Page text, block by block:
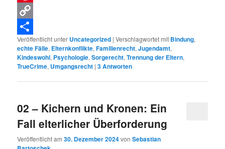
Pinterest
Copy
Link
Teilen
Veröffentlicht unter Uncategorized |Verschlagwortet mit Bindung,
echte Fälle, Elternkonflikte,Familienrecht,Jugendamt,
Kindeswohl, Psychologie,Sorgerecht,Trennung der Eltern,
TrueCrime, Umgangsrecht |3Antworten
02 – Kichern und Kronen: Ein
Fall elterlicher Überforderung
Veröffentlicht am30. Dezember 2024vonSebastian